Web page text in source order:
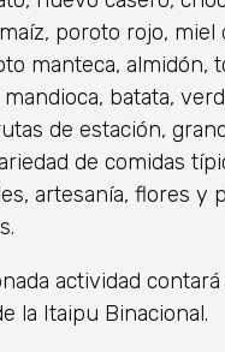
poroto rojo, miel
manteca, almidón,
batata,
de estación,
de comidas
artesanía, flores y
actividad
la Itaipu Binacional.